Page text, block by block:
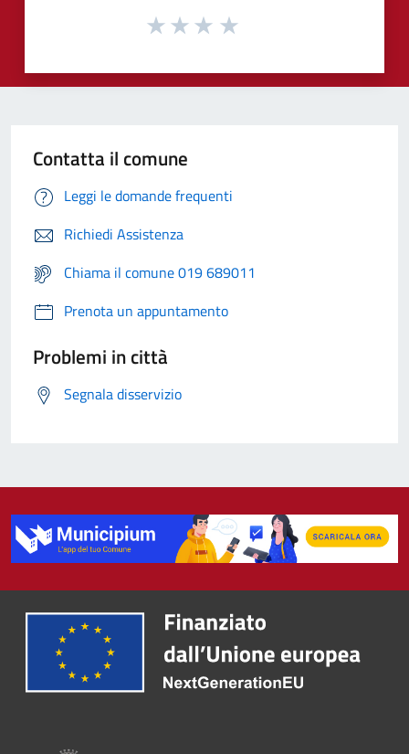
Contatta il comune
Leggi le domande frequenti
Richiedi Assistenza
Chiama il comune 019 689011
Prenota un appuntamento
Problemi in città
Segnala disservizio